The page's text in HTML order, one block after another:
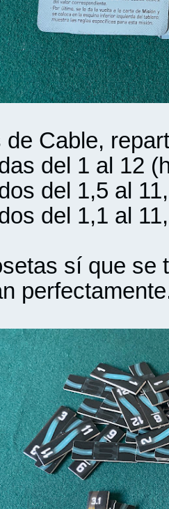
de Cable,
del 1 al 12
del 1,5 al
del 1,1 al
sí que se